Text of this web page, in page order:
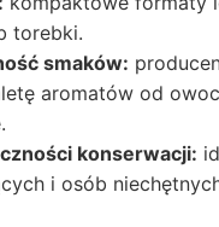
torebki.
smaków:
aromatów od
konserwacji:
i osób